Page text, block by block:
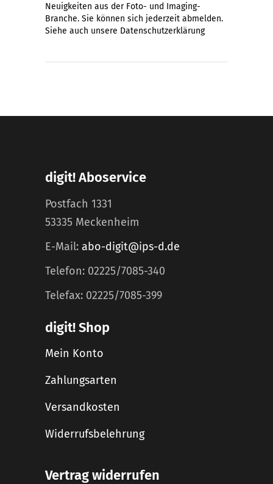
Neuigkeiten aus der Foto- und Imaging-
Branche. Sie können sich jederzeit abmelden.
Siehe auch unsere Datenschutzerklärung
digit! Aboservice
Postfach 1331
53335 Meckenheim
E-Mail: abo-digit@ips-d.de
Telefon: 02225/7085-340
Telefax: 02225/7085-399
digit! Shop
Mein Konto
Zahlungsarten
Versandkosten
Widerrufsbelehrung
Vertrag widerrufen